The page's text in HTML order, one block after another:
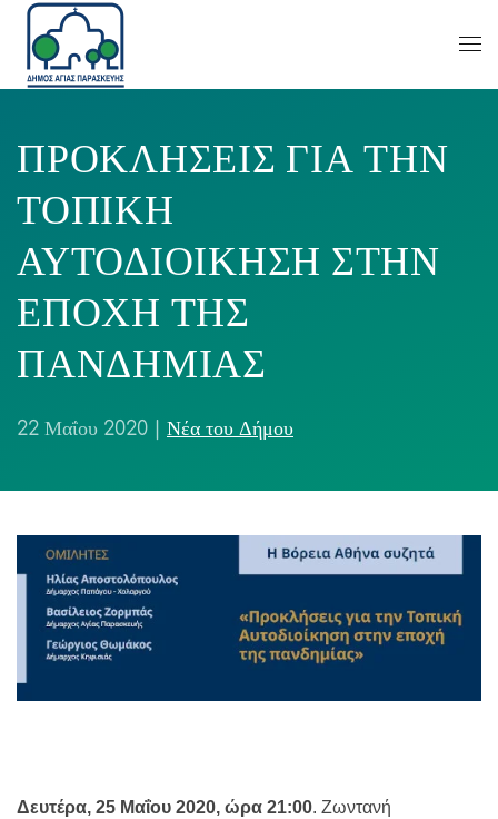
ΠΡΟΚΛΗΣΕΙΣ ΓΙΑ ΤΗΝ
ΤΟΠΙΚΗ
ΑΥΤΟΔΙΟΙΚΗΣΗ ΣΤΗΝ
ΕΠΟΧΗ ΤΗΣ
ΠΑΝΔΗΜΙΑΣ
22 Μαΐου 2020 Νέα του Δήμου
Δευτέρα, 25 Μαΐου 2020, ώρα 21:00. Ζωντανή